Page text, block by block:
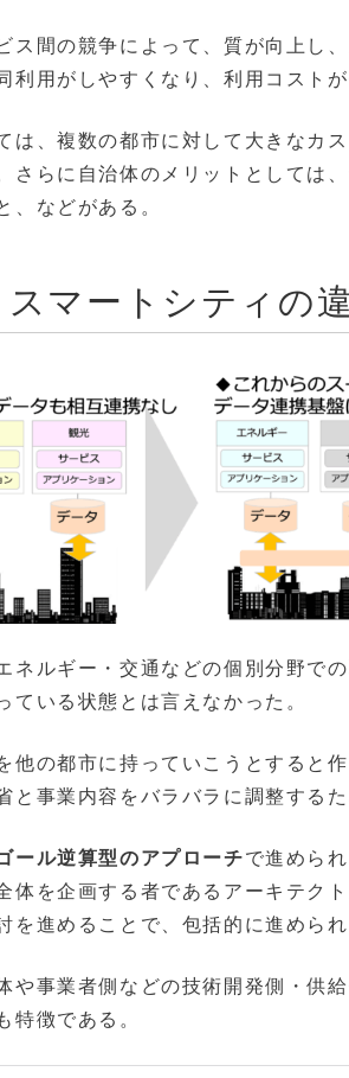
ス間の競争によって、質が向上し
利用がしやすくなり、利用コストが
は、複数の都市に対して大きなカ
さらに自治体のメリットとしては
、などがある。
マートシティの
ネルギー・交通などの個別分野で
ている状態とは言えなかった。
他の都市に持っていこうとすると
と事業内容をバラバラに調整する
ール逆算型のアプローチで進めら
体を企画する者であるアーキテク
進めることで、包括的に進められ
や事業者側などの技術開発側・供
特徴である。